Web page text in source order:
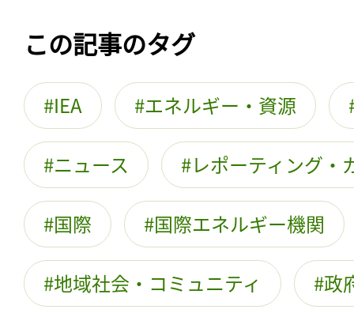
この記事のタグ
IEA エネルギー・資源
ニュース レポーティング・
国際 国際エネルギー機関
地域社会・コミュニティ 政